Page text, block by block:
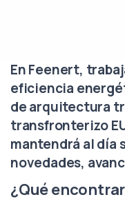
En Feenert,
eficiencia
de arquitectura
transfronterizo
mantendrá al día
novedades,
¿Qué